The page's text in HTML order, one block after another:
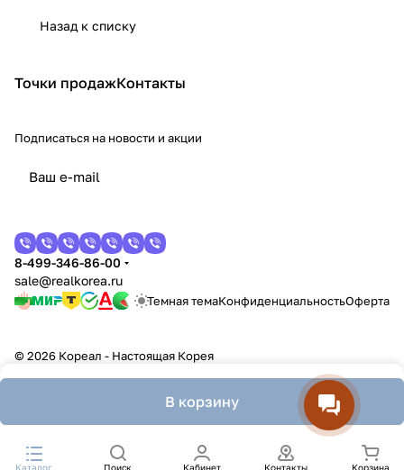
Назад к списку
В корзину
Каталог Поиск Кабинет Контакты Корзина
Точки продажКонтакты
Подписаться на новости и акции
8-499-346-86-00
sale@realkorea.ru
Темная темаКонфиденциальностьОферта
© 2026 Кореал - Настоящая Корея